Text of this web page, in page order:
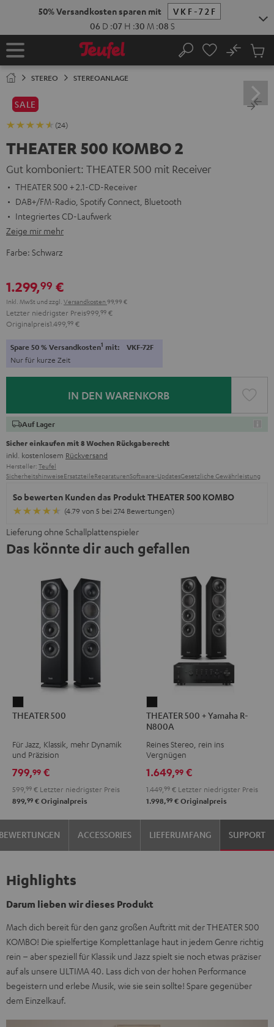
50% Versandkosten sparen mit
VKF-72F
06 D :07 H :30 M :07 S
Startseite Suche
No
STEREO STEREOANLAGE
SALE
(24)
THEATER 500 KOMBO 2
Gut komboniert: THEATER 500 mit Receiver
THEATER 500 + 2.1-CD-Receiver
DAB+/FM-Radio, Spotify Connect, Bluetooth
Integriertes CD-Laufwerk
Zeige mir mehr
Farbe: Schwarz
1.299,99 €
Inkl. MwSt und zzgl. Versandkosten 99,99 €
Letzter niedrigster Preis999, 99 €
Originalpreis1.499, 99 €
Spare 50 % Versandkosten1 mit: VKF-72F
Nur für kurze Zeit
IN DEN WARENKORB
Auf Lager
Sicher einkaufen mit 8 Wochen Rückgaberecht
inkl. kostenlosem Rückversand
Hersteller: Teufel
SicherheitshinweiseErsatzteileReparaturenSoftware-UpdatesGesetzliche Gewährleistung
So bewerten Kunden das Produkt THEATER 500 KOMBO
(4.79 von 5 bei 274 Bewertungen)
Lieferung ohne Schallplattenspieler
Das könnte dir auch gefallen
500
THEATER 500
Für Jazz, Klassik, mehr Dynamik
und Präzision
799,99 €
599, 99 € Letzter niedrigster Preis
899,99 € Originalpreis
500
+
Yamaha
R-
N800A
Schwarz
THEATER 500 + Yamaha R-
N800A
Reines Stereo, rein ins
Vergnügen
1.649,99 €
1.449, 99 € Letzter niedrigster Preis
1.998,99 € Originalpreis
ACCESSORIES LIEFERUMFANG SUPPORT
Highlights
Darum lieben wir dieses Produkt
Mach dich bereit für den ganz großen Auftritt mit der THEATER 500
KOMBO! Die spielfertige Komplettanlage haut in jedem Genre richtig
rein – aber speziell für Klassik und Jazz spielt sie noch etwas präziser
auf als unsere ULTIMA 40. Lass dich von der hohen Performance
begeistern und erlebe Musik, wie sie sein sollte! Spare gegenüber
dem Einzelkauf.